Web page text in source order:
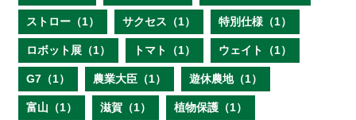
ストロー（1） サクセス（1） 特別仕様（1）
ロボット展（1） トマト（1） ウェイト（1）
G7（1） 農業大臣（1） 遊休農地（1）
富山（1） 滋賀（1） 植物保護（1）